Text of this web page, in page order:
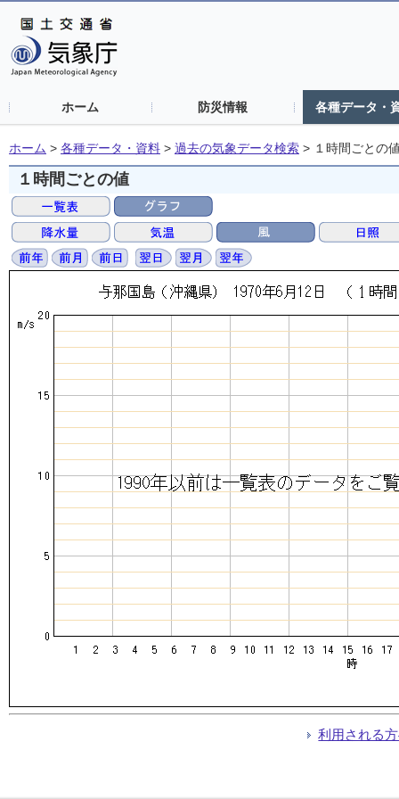
ホーム 防災情報 各種データ・
ホーム > 各種データ・資料 > 過去の気象データ検索 > １時間ごとの
１時間ごとの値
利用される